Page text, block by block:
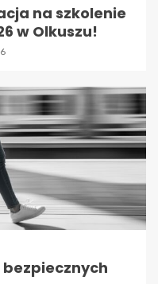
na szkolenie
w Olkuszu!